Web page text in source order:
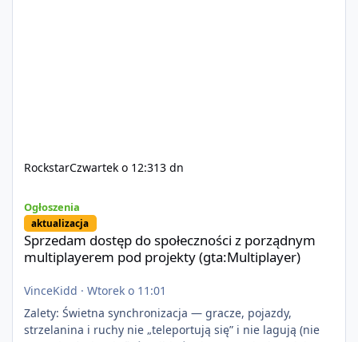
RockstarCzwartek o 12:313 dn
Ogłoszenia
aktualizacja
Sprzedam dostęp do społeczności z porządnym
multiplayerem pod projekty (gta:Multiplayer)
VinceKidd · Wtorek o 11:01
Zalety: Świetna synchronizacja — gracze, pojazdy,
strzelanina i ruchy nie „teleportują się” i nie lagują (nie